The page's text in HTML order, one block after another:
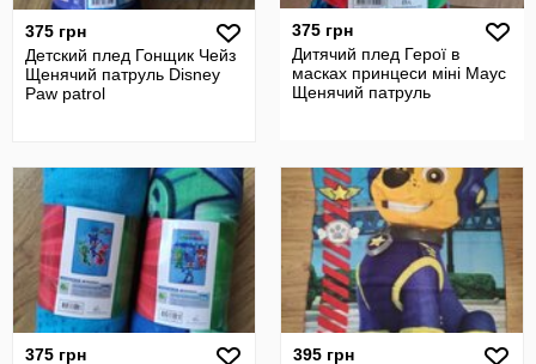
375 грн
Детский плед Гонщик Чейз
Щенячий патруль Disney
Paw patrol
375 грн
Дитячий плед Герої в
масках принцеси міні Маус
Щенячий патруль
375 грн
395 грн